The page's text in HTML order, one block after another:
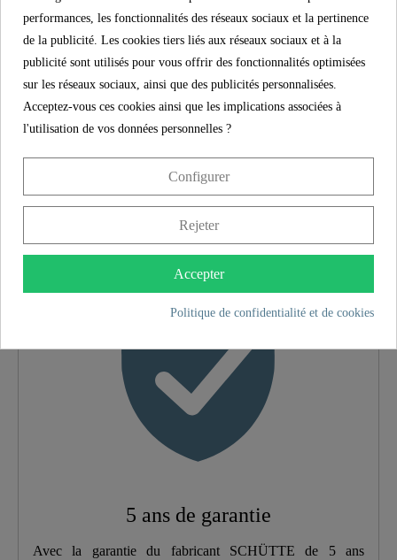
(500 mm) à la fourniture en eau domestique sont
résistants à la corrosion, flexibles et faciles à
installer.
"
Matériau Laiton UBA
Couleur Chromé
Type De Connexion Basse Pression
1,5 Kg
5,5 Cm
Longueur 16,0 Cm
CARACTÉRISTIQUES
5 ans de garantie
Avec la garantie du fabricant SCHÜTTE de 5 ans
performances, les fonctionnalités des réseaux sociaux et la pertinence
de la publicité. Les cookies tiers liés aux réseaux sociaux et à la
publicité sont utilisés pour vous offrir des fonctionnalités optimisées
sur les réseaux sociaux, ainsi que des publicités personnalisées.
Acceptez-vous ces cookies ainsi que les implications associées à
l'utilisation de vos données personnelles ?
Configurer
Rejeter
Accepter
Politique de confidentialité et de cookies